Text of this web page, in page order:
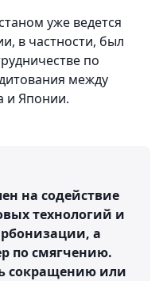
уже ведется
в частности, был
по
между
и Японии.
на содействие
технологий и
а
по смягчению.
сокращению или